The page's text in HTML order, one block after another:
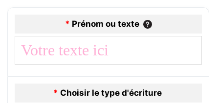
* Prénom ou texte
* Choisir le type d'écriture